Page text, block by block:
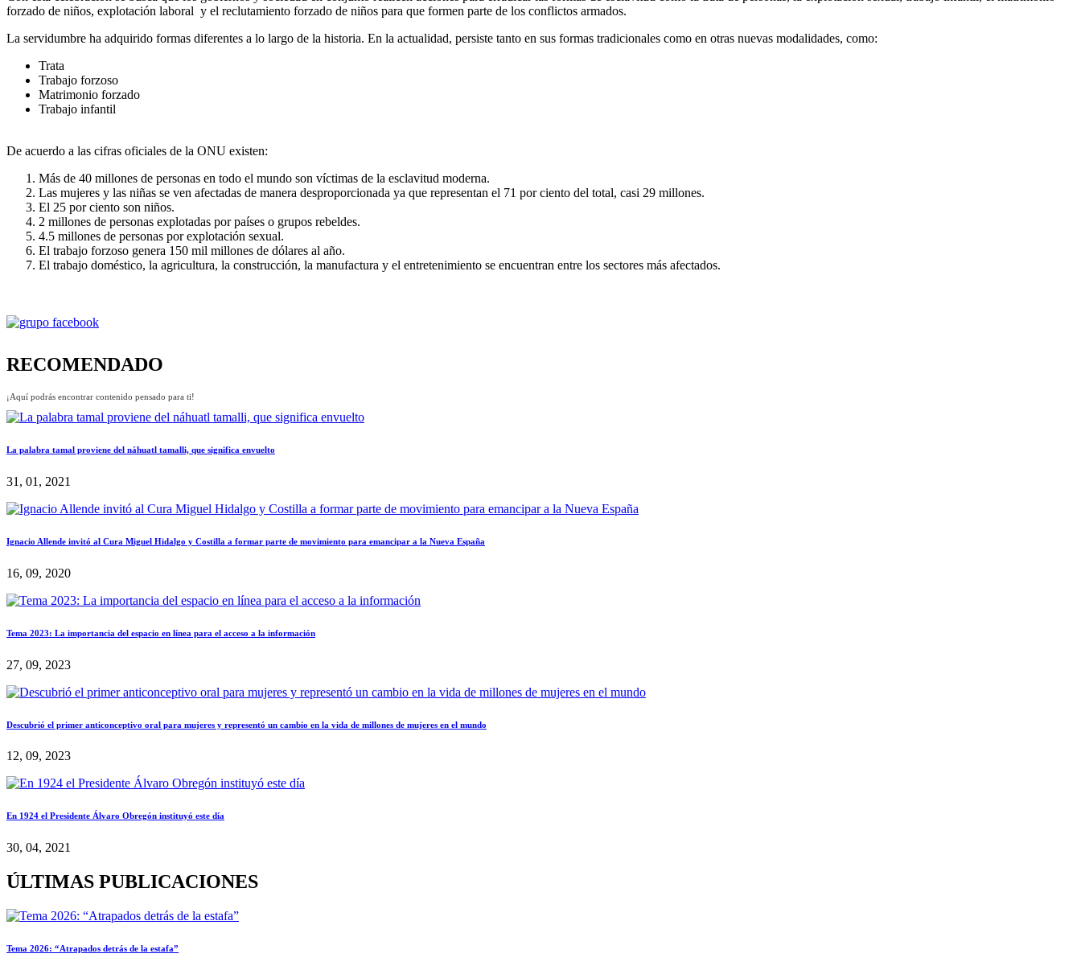
forzado de niños, explotación laboral y el reclutamiento forzado de niños para que formen parte de los conflictos armados.
La servidumbre ha adquirido formas diferentes a lo largo de la historia. En la actualidad, persiste tanto en sus formas tradicionales como en otras nuevas modalidades, como:
Trata
Trabajo forzoso
Matrimonio forzado
Trabajo infantil
De acuerdo a las cifras oficiales de la ONU existen:
Más de 40 millones de personas en todo el mundo son víctimas de la esclavitud moderna.
Las mujeres y las niñas se ven afectadas de manera desproporcionada ya que representan el 71 por ciento del total, casi 29 millones.
El 25 por ciento son niños.
2 millones de personas explotadas por países o grupos rebeldes.
4.5 millones de personas por explotación sexual.
El trabajo forzoso genera 150 mil millones de dólares al año.
El trabajo doméstico, la agricultura, la construcción, la manufactura y el entretenimiento se encuentran entre los sectores más afectados.
RECOMENDADO
¡Aquí podrás encontrar contenido pensado para ti!
La palabra tamal proviene del náhuatl tamalli, que significa envuelto
31, 01, 2021
Ignacio Allende invitó al Cura Miguel Hidalgo y Costilla a formar parte de movimiento para emancipar a la Nueva España
16, 09, 2020
Tema 2023: La importancia del espacio en línea para el acceso a la información
27, 09, 2023
Descubrió el primer anticonceptivo oral para mujeres y representó un cambio en la vida de millones de mujeres en el mundo
12, 09, 2023
En 1924 el Presidente Álvaro Obregón instituyó este día
30, 04, 2021
ÚLTIMAS PUBLICACIONES
Tema 2026: “Atrapados detrás de la estafa”